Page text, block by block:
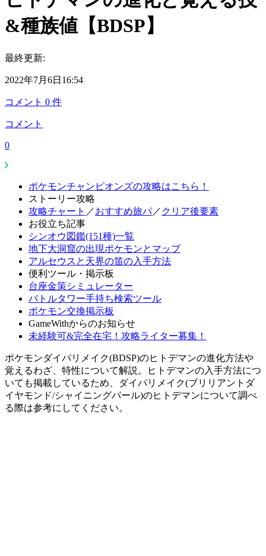
&種族値【BDSP】
最終更新:
2022年7月6日16:54
コメント 0 件
コメント
0
ポケモンチャンピオンズの攻略はこちら！
ストーリー攻略
攻略チャート ／おすすめ旅パ／ クリア後要素
お役立ち記事
シンオウ図鑑(151種)一覧
地下大洞窟の出現ポケモンとマップ
アルセウスと天界の笛の入手方法
便利ツール・掲示板
台座金策シミュレーター
バトルタワー手持ち検索ツール
ポケモン交換掲示板
GameWithからのお知らせ
未経験可&完全在宅！攻略ライター募集！
ポケモンダイパリメイク(BDSP)のヒトデマンの進化方法や
覚えるわざ、特性について解説。ヒトデマンの入手方法につ
いても掲載しているため、ダイパリメイク(ブリリアントダ
イヤモンド/シャイニングパール)のヒトデマンについて調べ
る際は参考にしてください。